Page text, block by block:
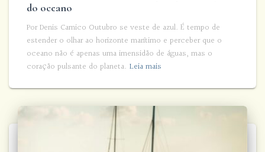
do oceano
Por Denis Camico Outubro se veste de azul. É tempo de
estender o olhar ao horizonte marítimo e perceber que o
oceano não é apenas uma imensidão de águas, mas o
coração pulsante do planeta. Leia mais